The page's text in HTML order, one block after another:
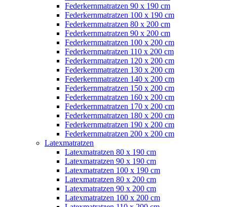
Federkernmatratzen 90 x 190 cm
Federkernmatratzen 100 x 190 cm
Federkernmatratzen 80 x 200 cm
Federkernmatratzen 90 x 200 cm
Federkernmatratzen 100 x 200 cm
Federkernmatratzen 110 x 200 cm
Federkernmatratzen 120 x 200 cm
Federkernmatratzen 130 x 200 cm
Federkernmatratzen 140 x 200 cm
Federkernmatratzen 150 x 200 cm
Federkernmatratzen 160 x 200 cm
Federkernmatratzen 170 x 200 cm
Federkernmatratzen 180 x 200 cm
Federkernmatratzen 190 x 200 cm
Federkernmatratzen 200 x 200 cm
Latexmatratzen
Latexmatratzen 80 x 190 cm
Latexmatratzen 90 x 190 cm
Latexmatratzen 100 x 190 cm
Latexmatratzen 80 x 200 cm
Latexmatratzen 90 x 200 cm
Latexmatratzen 100 x 200 cm